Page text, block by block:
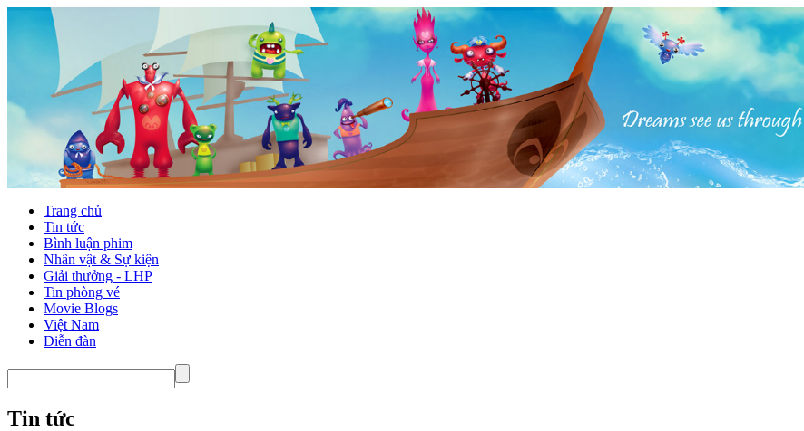
Trang chủ
Tin tức
Bình luận phim
Nhân vật & Sự kiện
Giải thưởng - LHP
Tin phòng vé
Movie Blogs
Việt Nam
Diễn đàn
Tin tức